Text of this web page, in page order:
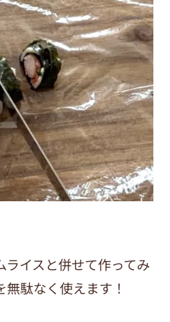
ライスと併せて作ってみ
駄なく使えます！